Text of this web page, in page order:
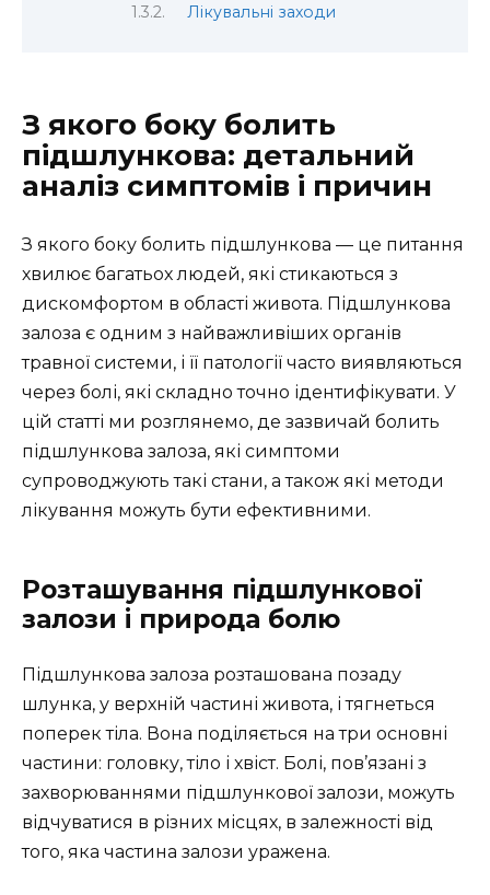
Лікувальні заходи
З якого боку болить
підшлункова: детальний
аналіз симптомів і причин
З якого боку болить підшлункова — це питання
хвилює багатьох людей, які стикаються з
дискомфортом в області живота. Підшлункова
залоза є одним з найважливіших органів
травної системи, і її патології часто виявляються
через болі, які складно точно ідентифікувати. У
цій статті ми розглянемо, де зазвичай болить
підшлункова залоза, які симптоми
супроводжують такі стани, а також які методи
лікування можуть бути ефективними.
Розташування підшлункової
залози і природа болю
Підшлункова залоза розташована позаду
шлунка, у верхній частині живота, і тягнеться
поперек тіла. Вона поділяється на три основні
частини: головку, тіло і хвіст. Болі, пов’язані з
захворюваннями підшлункової залози, можуть
відчуватися в різних місцях, в залежності від
того, яка частина залози уражена.